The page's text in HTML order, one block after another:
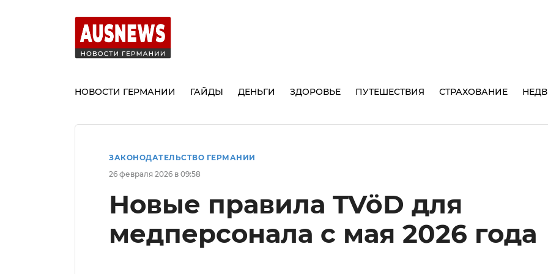
НОВОСТИ ГЕРМАНИИ ГАЙДЫ ДЕНЬГИ ЗДОРОВЬЕ ПУТЕШЕСТВИЯ СТРАХОВАНИЕ
ЗАКОНОДАТЕЛЬСТВО ГЕРМАНИИ
26 февраля 2026 в 09:58
Новые правила TVöD для
медперсонала с мая 2026 года